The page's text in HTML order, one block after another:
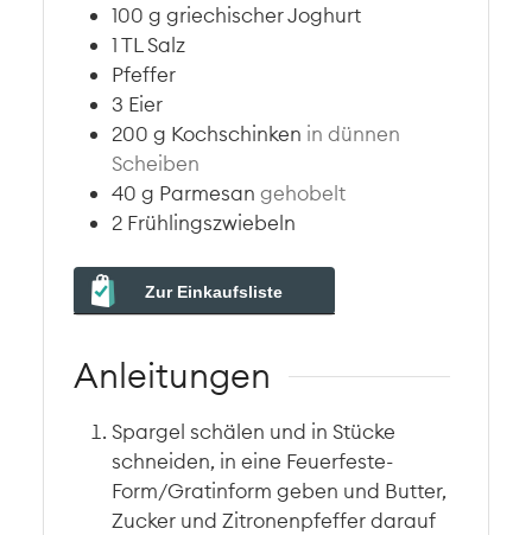
100 g griechischer Joghurt
1TLSalz
Pfeffer
3 Eier
200 g Kochschinken in dünnen
Scheiben
40 g Parmesan gehobelt
2 Frühlingszwiebeln
Zur Einkaufsliste
Anleitungen
Spargel schälen und in Stücke
schneiden, in eine Feuerfeste-
Form/Gratinform geben und Butter,
Zucker und Zitronenpfeffer darauf